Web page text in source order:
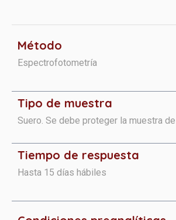
Método
Espectrofotometría
Tipo de muestra
Suero. Se debe proteger la muestra
Tiempo de respuesta
Hasta 15 días hábiles